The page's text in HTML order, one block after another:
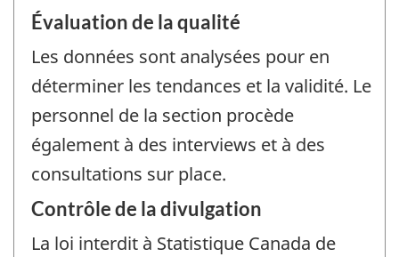
Évaluation de la qualité
Les données sont analysées pour en
déterminer les tendances et la validité. Le
personnel de la section procède
également à des interviews et à des
consultations sur place.
Contrôle de la divulgation
La loi interdit à Statistique Canada de